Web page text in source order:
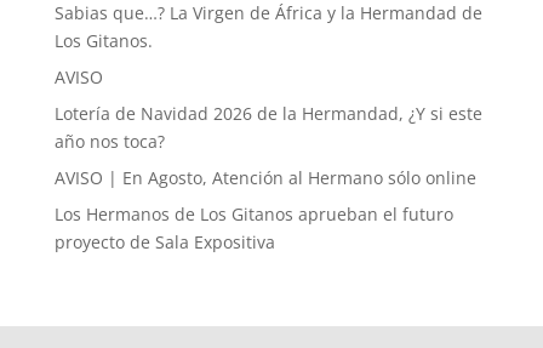
Sabias que…? La Virgen de África y la Hermandad de
Los Gitanos.
AVISO
Lotería de Navidad 2026 de la Hermandad, ¿Y si este
año nos toca?
AVISO | En Agosto, Atención al Hermano sólo online
Los Hermanos de Los Gitanos aprueban el futuro
proyecto de Sala Expositiva